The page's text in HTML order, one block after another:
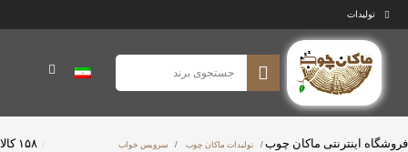
تولیدات
فروشگاه اینترنتی ماکان چوب / تولیدات ماکان چوب / سرویس خواب ۱۵۸ کالا